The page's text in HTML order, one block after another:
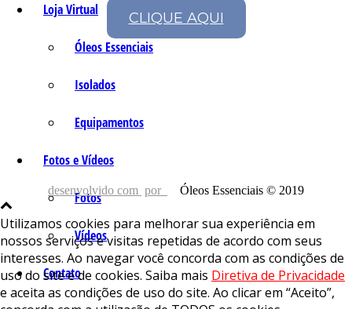
Loja Virtual
Óleos Essenciais
Isolados
Equipamentos
Fotos e Vídeos
Fotos
Vídeos
Contato
CLIQUE AQUI
desenvolvido com por Óleos Essenciais © 2019
Utilizamos cookies para melhorar sua experiência em
nossos serviços e visitas repetidas de acordo com seus
interesses. Ao navegar você concorda com as condições de
uso do site e de cookies. Saiba mais Diretiva de Privacidade
e aceita as condições de uso do site. Ao clicar em “Aceito”,